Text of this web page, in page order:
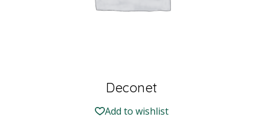
Deconet
Add to wishlist